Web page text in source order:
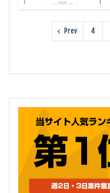
Prev 4